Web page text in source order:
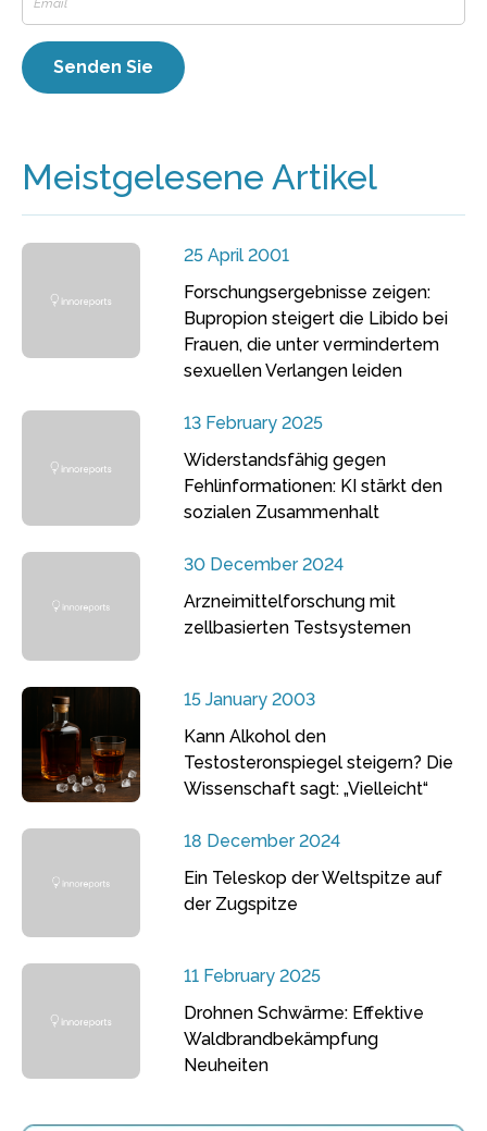
Meistgelesene Artikel
25 April 2001
Forschungsergebnisse zeigen:
Bupropion steigert die Libido bei
Frauen, die unter vermindertem
sexuellen Verlangen leiden
13 February 2025
Widerstandsfähig gegen
Fehlinformationen: KI stärkt den
sozialen Zusammenhalt
30 December 2024
Arzneimittelforschung mit
zellbasierten Testsystemen
15 January 2003
Kann Alkohol den
Testosteronspiegel steigern? Die
Wissenschaft sagt: „Vielleicht“
18 December 2024
Ein Teleskop der Weltspitze auf
der Zugspitze
11 February 2025
Drohnen Schwärme: Effektive
Waldbrandbekämpfung
Neuheiten